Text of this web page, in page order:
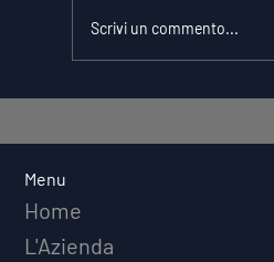
Misurabile:
Scrivi un commento...
Menu
Home
L'Azienda